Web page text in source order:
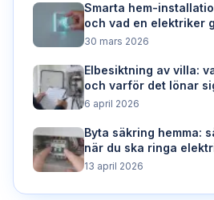
Smarta hem-
och vad en elektriker
30 mars 2026
Elbesiktning av villa:
och varför det lönar
6 april 2026
Byta säkring hemma:
när du ska ringa
13 april 2026